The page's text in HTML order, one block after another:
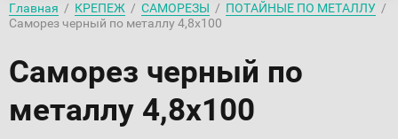
Главная
  /
КРЕПЕЖ
  /
САМОРЕЗЫ
  /
ПОТАЙНЫЕ ПО МЕТАЛЛУ
  /
Саморез черный по металлу 4,8х100
Саморез черный по
металлу 4,8х100